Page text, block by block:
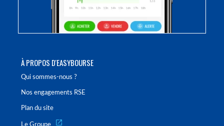
À PROPOS D'EASYBOURSE
Qui sommes-nous ?
Nos engagements RSE
Plan du site